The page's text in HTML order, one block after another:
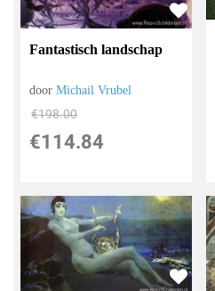
Fantastisch landschap
doorMichail Vrubel
€198.00
€114.84